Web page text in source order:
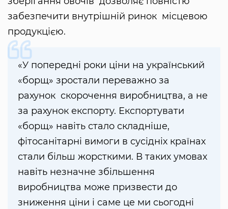
забезпечити внутрішній ринок місцевою
продукцією.
«У попередні роки ціни на український
«борщ» зростали переважно за
рахунок скорочення виробництва, а не
за рахунок експорту. Експортувати
«борщ» навіть стало складніше,
фітосанітарні вимоги в сусідніх країнах
стали більш жорсткими. В таких умовах
навіть незначне збільшення
виробництва може призвести до
зниження ціни і саме це ми сьогодні